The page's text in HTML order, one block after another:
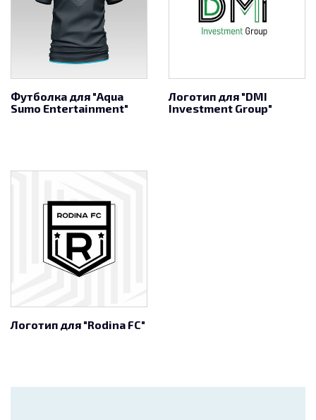
Футболка для "Aqua
Sumo Entertainment"
Логотип для "DMI
Investment Group"
Логотип для "Rodina FC"